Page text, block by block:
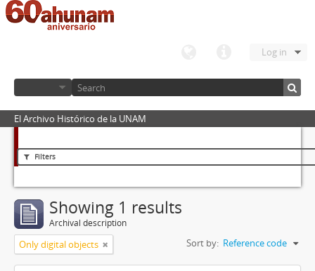
Log in
El Archivo Histórico de la UNAM
Filters
Showing 1 results
Archival description
Only digital objects Sort by: Reference code